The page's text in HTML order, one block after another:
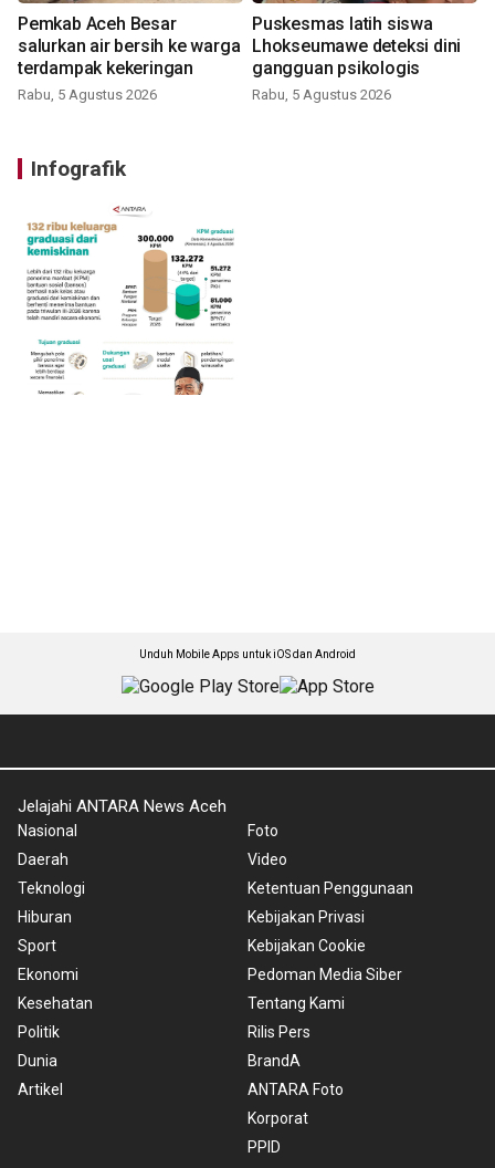
Pemkab Aceh Besar
salurkan air bersih ke warga
terdampak kekeringan
Rabu, 5 Agustus 2026
Puskesmas latih siswa
Lhokseumawe deteksi dini
gangguan psikologis
Rabu, 5 Agustus 2026
Infografik
Unduh Mobile Apps untuk iOS dan Android
Jelajahi ANTARA News Aceh
Nasional
Daerah
Teknologi
Hiburan
Sport
Ekonomi
Kesehatan
Politik
Dunia
Artikel
Foto
Video
Ketentuan Penggunaan
Kebijakan Privasi
Kebijakan Cookie
Pedoman Media Siber
Tentang Kami
Rilis Pers
BrandA
ANTARA Foto
Korporat
PPID